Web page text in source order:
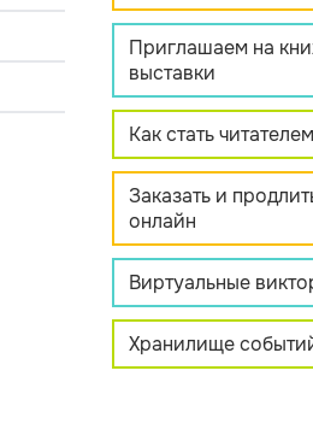
Приглашаем на
выставки
Как стать читателем
Заказать и
онлайн
Виртуальные
Хранилище